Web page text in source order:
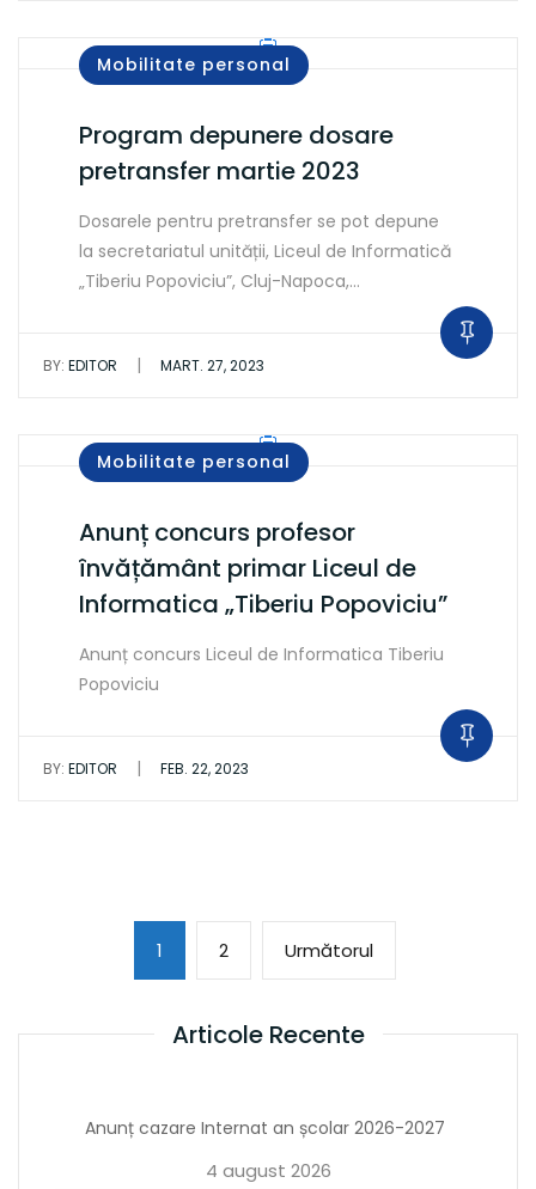
Mobilitate personal
Program depunere dosare
pretransfer martie 2023
Dosarele pentru pretransfer se pot depune
la secretariatul unității, Liceul de Informatică
„Tiberiu Popoviciu”, Cluj-Napoca,…
BY: EDITOR | MART. 27, 2023
Mobilitate personal
Anunț concurs profesor
învățământ primar Liceul de
Informatica „Tiberiu Popoviciu”
Anunț concurs Liceul de Informatica Tiberiu
Popoviciu
BY: EDITOR | FEB. 22, 2023
Page
1 Page
2 UrmătorulUrmătoarea
pagină
Articole Recente
Anunț cazare Internat an școlar 2026-2027
4 august 2026